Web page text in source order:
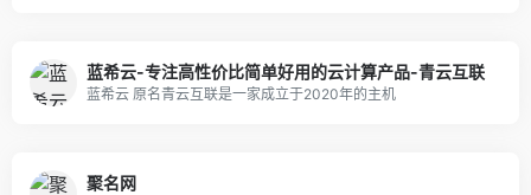
蓝希云-专注高性价比简单好用的云计算产品-青云互联
蓝希云 原名青云互联是一家成立于2020年的主机
聚名网